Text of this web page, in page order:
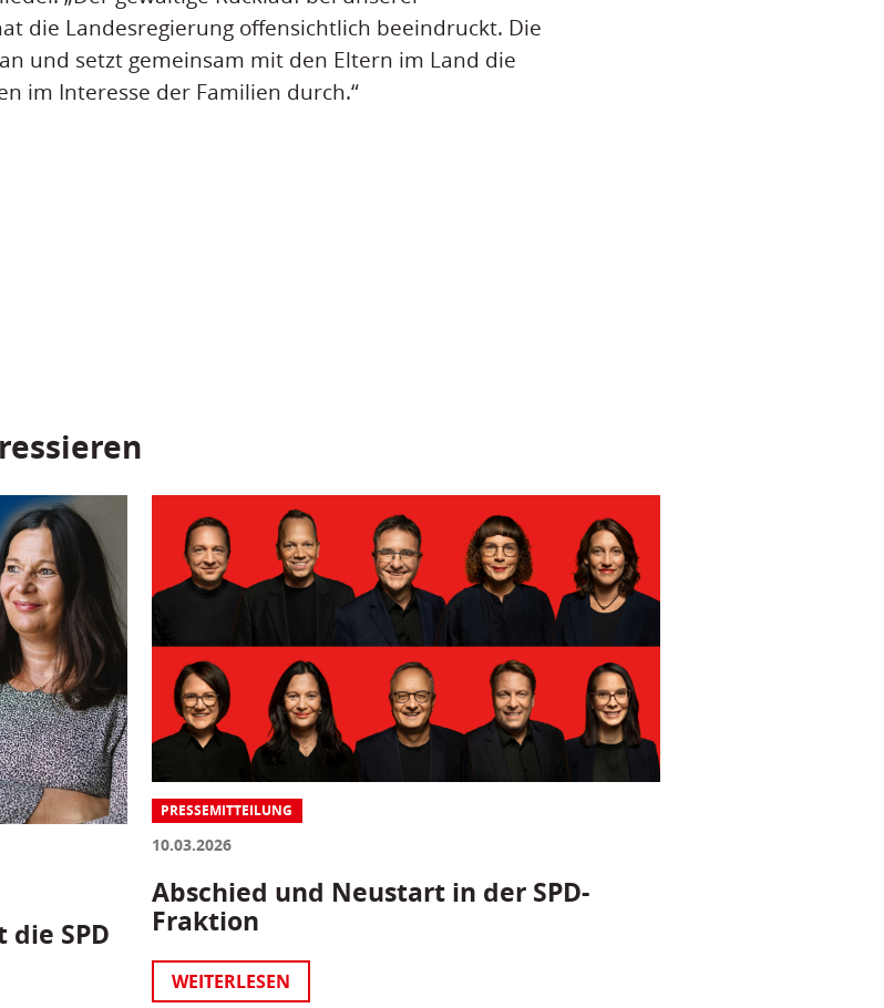
die Landesregierung offensichtlich beeindruckt. Die
und setzt gemeinsam mit den Eltern im Land die
im Interesse der Familien durch.“
SPD
PRESSEMITTEILUNG
10.03.2026
Abschied und Neustart in der SPD-
Fraktion
WEITERLESEN